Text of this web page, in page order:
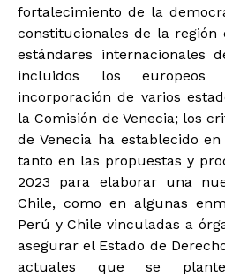
fortalecimiento de la
constitucionales de la región
estándares internacionales
incluidos los
incorporación de varios
la Comisión de Venecia; los
de Venecia ha establecido
tanto en las propuestas y
2023 para elaborar una
Chile, como en algunas
Perú y Chile vinculadas a
asegurar el Estado de
actuales que se